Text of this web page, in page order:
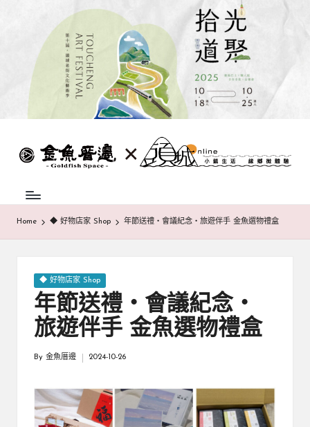
蘭
巷
弄
|
金
魚
厝
邊
緣
鄉
城
中
介Home ◆ 好物店家 Shop 年節送禮‧會議紀念‧旅遊伴手 金魚選物禮盒
Posted
in
◆ 好物店家 Shop
年節送禮‧會議紀念‧
旅遊伴手 金魚選物禮盒
By 金魚厝邊 2024-10-26